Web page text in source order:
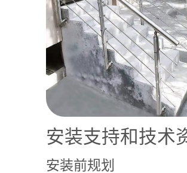
安装支持和技术
安装前规划